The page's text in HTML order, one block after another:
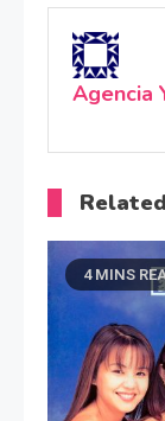
Agencia
4 MINS